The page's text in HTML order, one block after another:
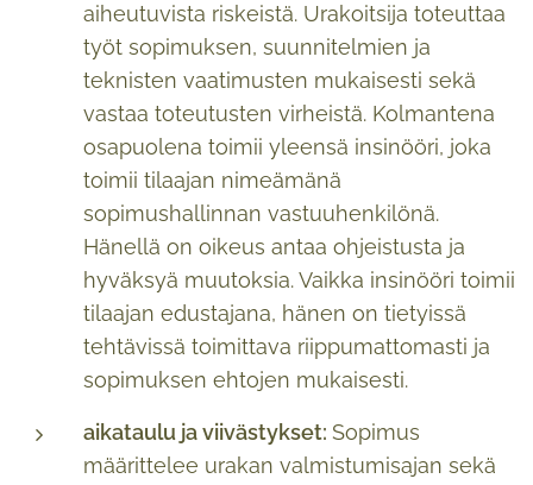
aiheutuvista riskeistä. Urakoitsija toteuttaa
työt sopimuksen, suunnitelmien ja
teknisten vaatimusten mukaisesti sekä
vastaa toteutusten virheistä. Kolmantena
osapuolena toimii yleensä insinööri, joka
toimii tilaajan nimeämänä
sopimushallinnan vastuuhenkilönä.
Hänellä on oikeus antaa ohjeistusta ja
hyväksyä muutoksia. Vaikka insinööri toimii
tilaajan edustajana, hänen on tietyissä
tehtävissä toimittava riippumattomasti ja
sopimuksen ehtojen mukaisesti.
aikataulu ja viivästykset: Sopimus
määrittelee urakan valmistumisajan sekä